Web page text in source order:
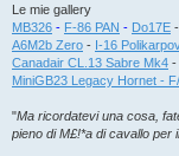
Le mie gallery
MB326 - F-86 PAN - Do17E -
A6M2b Zero - I-16
Canadair CL.13 Sabre Mk4 -
MiniGB23 Legacy Hornet -
"Ma ricordatevi una cosa,
pieno di M£!*a di cavallo per